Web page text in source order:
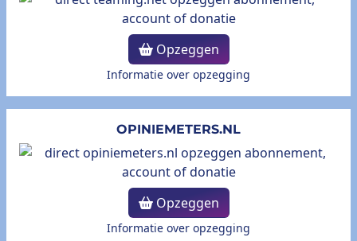
Opzeggen
Informatie over opzegging
OPINIEMETERS.NL
Opzeggen
Informatie over opzegging